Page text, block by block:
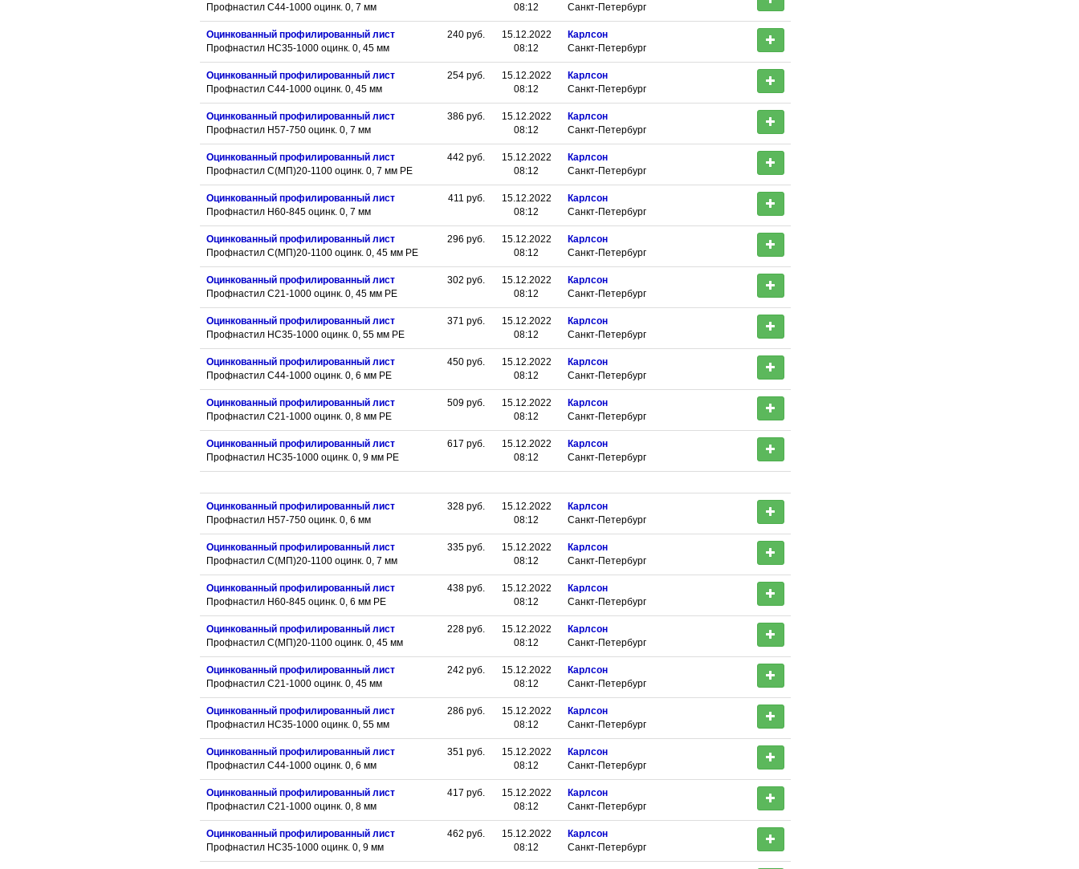
Профнастил С44-1000 оцинк. 0, 7 мм
08:12
Санкт-Петербург
Оцинкованный профилированный лист
Профнастил НС35-1000 оцинк. 0, 45 мм
240 руб.
15.12.2022
08:12
Карлсон
Санкт-Петербург
Оцинкованный профилированный лист
Профнастил С44-1000 оцинк. 0, 45 мм
254 руб.
15.12.2022
08:12
Карлсон
Санкт-Петербург
Оцинкованный профилированный лист
Профнастил Н57-750 оцинк. 0, 7 мм
386 руб.
15.12.2022
08:12
Карлсон
Санкт-Петербург
Оцинкованный профилированный лист
Профнастил С(МП)20-1100 оцинк. 0, 7 мм РЕ
442 руб.
15.12.2022
08:12
Карлсон
Санкт-Петербург
Оцинкованный профилированный лист
Профнастил Н60-845 оцинк. 0, 7 мм
411 руб.
15.12.2022
08:12
Карлсон
Санкт-Петербург
Оцинкованный профилированный лист
Профнастил С(МП)20-1100 оцинк. 0, 45 мм РЕ
296 руб.
15.12.2022
08:12
Карлсон
Санкт-Петербург
Оцинкованный профилированный лист
Профнастил С21-1000 оцинк. 0, 45 мм РЕ
302 руб.
15.12.2022
08:12
Карлсон
Санкт-Петербург
Оцинкованный профилированный лист
Профнастил НС35-1000 оцинк. 0, 55 мм РЕ
371 руб.
15.12.2022
08:12
Карлсон
Санкт-Петербург
Оцинкованный профилированный лист
Профнастил С44-1000 оцинк. 0, 6 мм РЕ
450 руб.
15.12.2022
08:12
Карлсон
Санкт-Петербург
Оцинкованный профилированный лист
Профнастил С21-1000 оцинк. 0, 8 мм РЕ
509 руб.
15.12.2022
08:12
Карлсон
Санкт-Петербург
Оцинкованный профилированный лист
Профнастил НС35-1000 оцинк. 0, 9 мм РЕ
617 руб.
15.12.2022
08:12
Карлсон
Санкт-Петербург
Оцинкованный профилированный лист
Профнастил Н57-750 оцинк. 0, 6 мм
328 руб.
15.12.2022
08:12
Карлсон
Санкт-Петербург
Оцинкованный профилированный лист
Профнастил С(МП)20-1100 оцинк. 0, 7 мм
335 руб.
15.12.2022
08:12
Карлсон
Санкт-Петербург
Оцинкованный профилированный лист
Профнастил Н60-845 оцинк. 0, 6 мм РЕ
438 руб.
15.12.2022
08:12
Карлсон
Санкт-Петербург
Оцинкованный профилированный лист
Профнастил С(МП)20-1100 оцинк. 0, 45 мм
228 руб.
15.12.2022
08:12
Карлсон
Санкт-Петербург
Оцинкованный профилированный лист
Профнастил С21-1000 оцинк. 0, 45 мм
242 руб.
15.12.2022
08:12
Карлсон
Санкт-Петербург
Оцинкованный профилированный лист
Профнастил НС35-1000 оцинк. 0, 55 мм
286 руб.
15.12.2022
08:12
Карлсон
Санкт-Петербург
Оцинкованный профилированный лист
Профнастил С44-1000 оцинк. 0, 6 мм
351 руб.
15.12.2022
08:12
Карлсон
Санкт-Петербург
Оцинкованный профилированный лист
Профнастил С21-1000 оцинк. 0, 8 мм
417 руб.
15.12.2022
08:12
Карлсон
Санкт-Петербург
Оцинкованный профилированный лист
Профнастил НС35-1000 оцинк. 0, 9 мм
462 руб.
15.12.2022
08:12
Карлсон
Санкт-Петербург